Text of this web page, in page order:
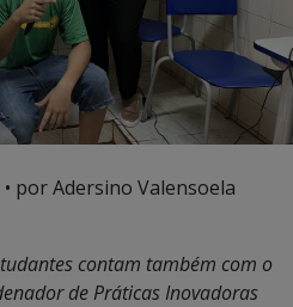
• por Adersino Valensoela
contam também com o
de Práticas Inovadoras